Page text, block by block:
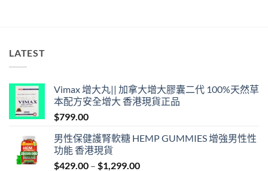
LATEST
Vimax 增大丸|| 加拿大增大膠囊二代 100%天然草
本配方安全增大 香港現貨正品
$799.00
男性保健護腎軟糖 HEMP GUMMIES 增強男性性
功能 香港現貨
$429.00 – $1,299.00Price